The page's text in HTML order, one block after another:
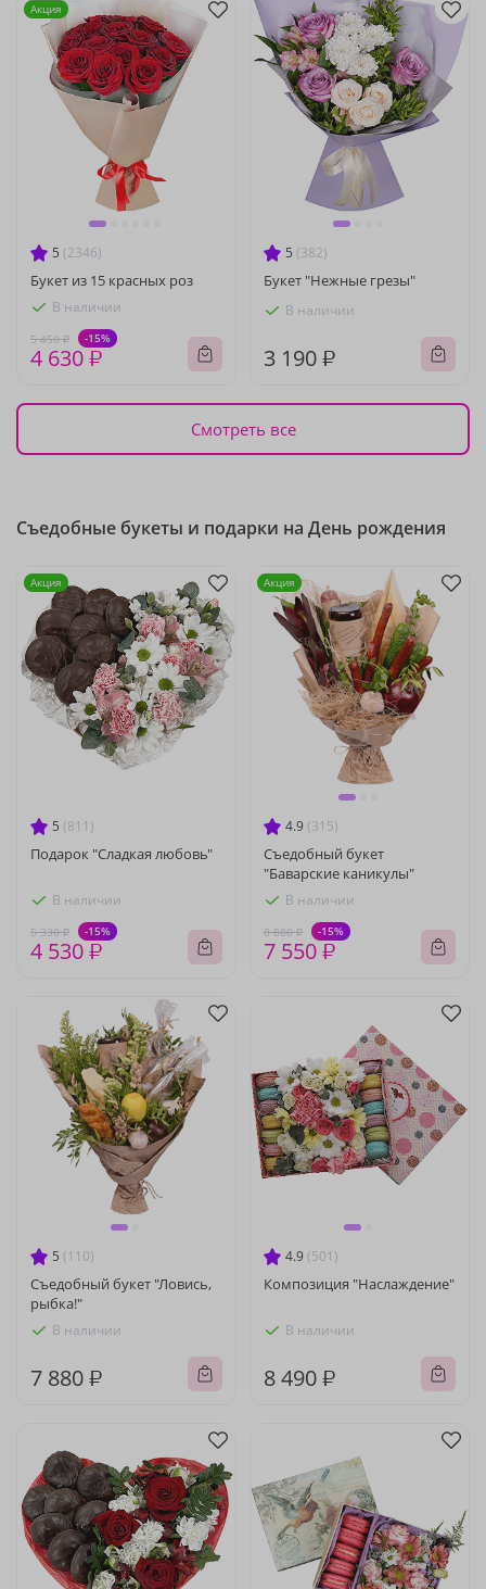
5 (2346)
Букет из 15 красных роз
В наличии
5 450 ₽ -15%
4 630 ₽
Акция
5 (382)
Букет "Нежные грезы"
В наличии
3 190 ₽
Смотреть все
Съедобные букеты и подарки на День рождения
5 (811)
Подарок "Сладкая любовь"
В наличии
5 330 ₽ -15%
4 530 ₽
Акция
4.9 (315)
Съедобный букет
"Баварские каникулы"
В наличии
8 880 ₽ -15%
7 550 ₽
Акция
5 (110)
Съедобный букет "Ловись,
рыбка!"
В наличии
7 880 ₽
4.9 (501)
Композиция "Наслаждение"
В наличии
8 490 ₽